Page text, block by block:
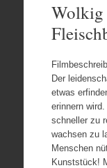
Wolkig
Der
etwas
erinnern
schneller zu
wachsen zu
Menschen
Kunststück!